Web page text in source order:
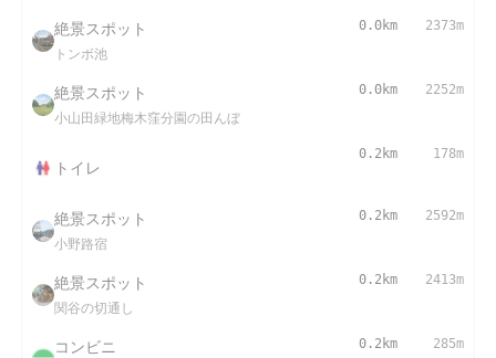
絶景スポット
トンボ池
0.0km 2373m
絶景スポット
小山田緑地梅木窪分園の田んぼ
0.0km 2252m
トイレ
0.2km 178m
絶景スポット
小野路宿
0.2km 2592m
絶景スポット
関谷の切通し
0.2km 2413m
コンビニ 0.2km 285m